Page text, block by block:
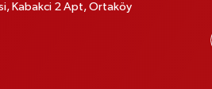
Kabakci 2 Apt, Ortaköy